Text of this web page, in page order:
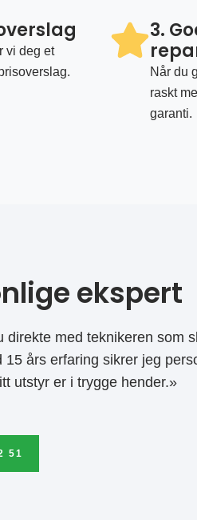
vi deg et
3.
Når du
raskt
garanti.
ekspert
direkte med teknikeren som
15 års erfaring sikrer jeg
utstyr er i trygge hender.»
51